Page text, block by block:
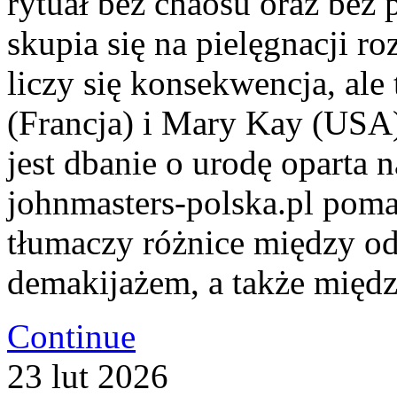
skupia się na pielęgnacji
liczy się konsekwencja, ale
(Francja) i Mary Kay
jest dbanie o urodę oparta
johnmasters-polska.pl
tłumaczy różnice między
demakijażem, a także
Continue
23 lut 2026